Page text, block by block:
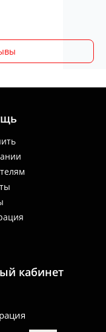
кабинет